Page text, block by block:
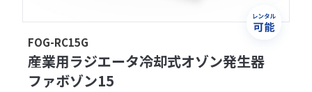
FOG-RC15G
産業用ラジエータ冷却式オゾン発生器
ファボゾン15